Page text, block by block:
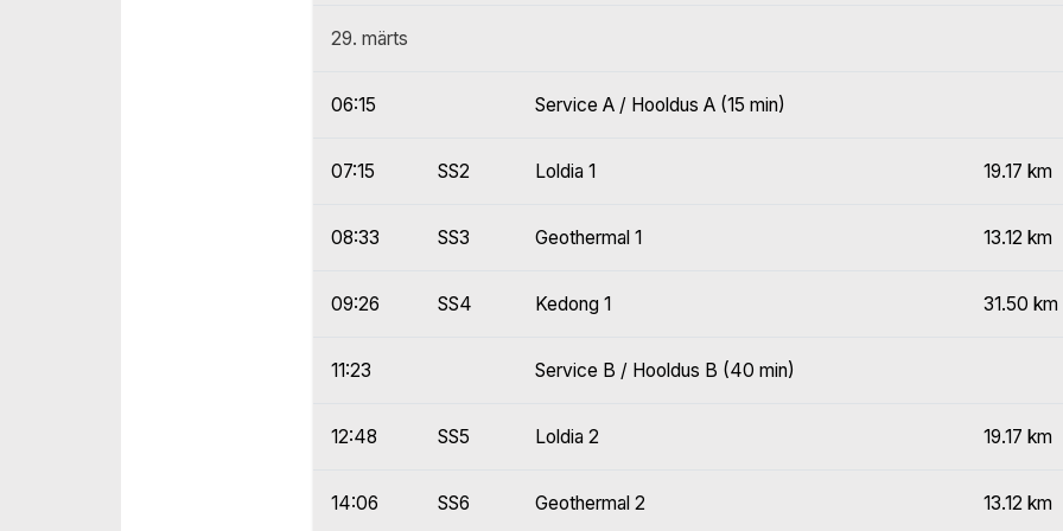
29. märts
06:15 Service A / Hooldus A (15 min)
07:15 SS2 Loldia 1 19.17 km
08:33 SS3 Geothermal 1 13.12 km
09:26 SS4 Kedong 1 31.50 km
11:23 Service B / Hooldus B (40 min)
12:48 SS5 Loldia 2 19.17 km
14:06 SS6 Geothermal 2 13.12 km